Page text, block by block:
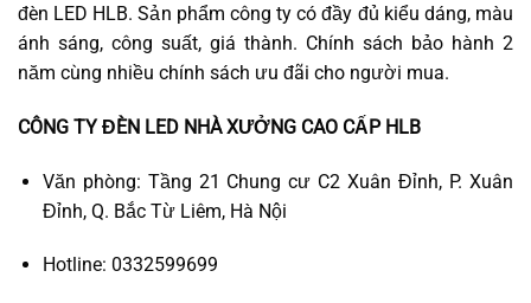
đèn LED HLB. Sản phẩm công ty có đầy đủ kiểu dáng, màu
ánh sáng, công suất, giá thành. Chính sách bảo hành 2
năm cùng nhiều chính sách ưu đãi cho người mua.
CÔNG TY ĐÈN LED NHÀ XƯỞNG CAO CẤP HLB
Văn phòng: Tầng 21 Chung cư C2 Xuân Đỉnh, P. Xuân
Đỉnh, Q. Bắc Từ Liêm, Hà Nội
Hotline: 0332599699